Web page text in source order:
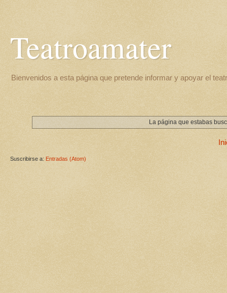
Teatroamater
Bienvenidos a esta página que pretende informar y apoyar el
La página que estabas
Suscribirse a: Entradas (Atom)